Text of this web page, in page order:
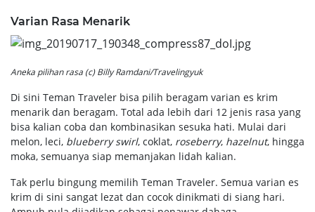
Varian Rasa Menarik
Aneka pilihan rasa (c) Billy Ramdani/Travelingyuk
Di sini Teman Traveler bisa pilih beragam varian es krim
menarik dan beragam. Total ada lebih dari 12 jenis rasa yang
bisa kalian coba dan kombinasikan sesuka hati. Mulai dari
melon, leci, blueberry swirl, coklat, roseberry, hazelnut, hingga
moka, semuanya siap memanjakan lidah kalian.
Tak perlu bingung memilih Teman Traveler. Semua varian es
krim di sini sangat lezat dan cocok dinikmati di siang hari.